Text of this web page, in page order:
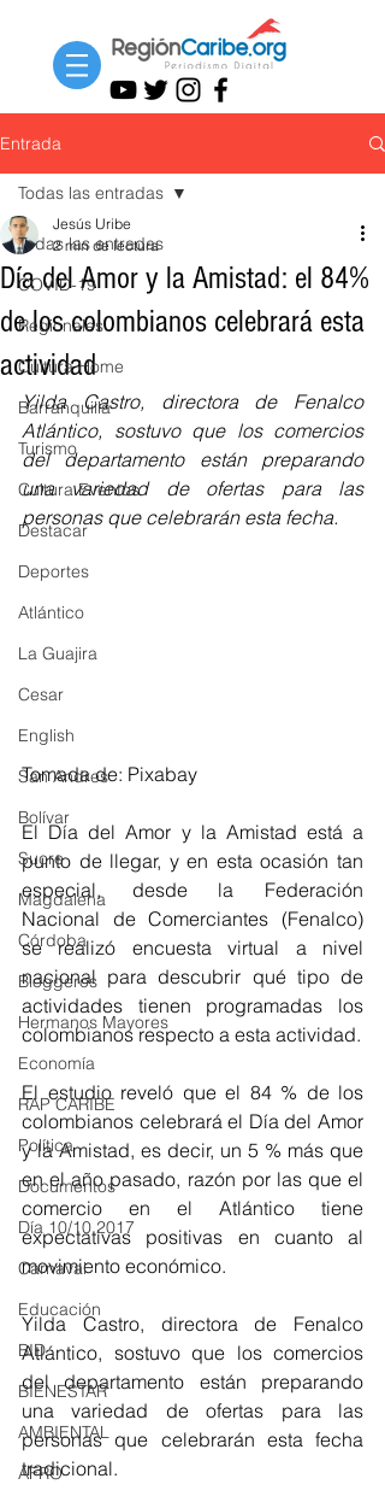
Entrada
Todas las entradas
COVID-19
Regionales
Cultura Home
Barranquilla
Turismo
Cultura Eventos
Destacar
Deportes
Atlántico
La Guajira
Cesar
English
San Andres
Bolívar
Sucre
Magdalena
Córdoba
Bloggeros
Hermanos Mayores
Economía
RAP CARIBE
Política
Documentos
Día 10/10 2017
Carnaval
Educación
BID
BIENESTAR
AMBIENTAL
AFRO
Todas las entradas
Día del Amor y la Amistad: el 84%
de los colombianos celebrará esta
actividad
Jesús Uribe
2 min de lectura
Yilda Castro, directora de Fenalco
Atlántico, sostuvo que los comercios
del departamento están preparando
una variedad de ofertas para las
personas que celebrarán esta fecha.
Tomada de: Pixabay
El Día del Amor y la Amistad está a
punto de llegar, y en esta ocasión tan
especial, desde la Federación
Nacional de Comerciantes (Fenalco)
se realizó encuesta virtual a nivel
nacional para descubrir qué tipo de
actividades tienen programadas los
El estudio reveló que el 84 % de los
colombianos celebrará el Día del Amor
y la Amistad, es decir, un 5 % más que
en el año pasado, razón por las que el
comercio en el Atlántico tiene
expectativas positivas en cuanto al
movimiento económico.
Yilda Castro, directora de Fenalco
Atlántico, sostuvo que los comercios
del departamento están preparando
una variedad de ofertas para las
personas que celebrarán esta fecha
tradicional.